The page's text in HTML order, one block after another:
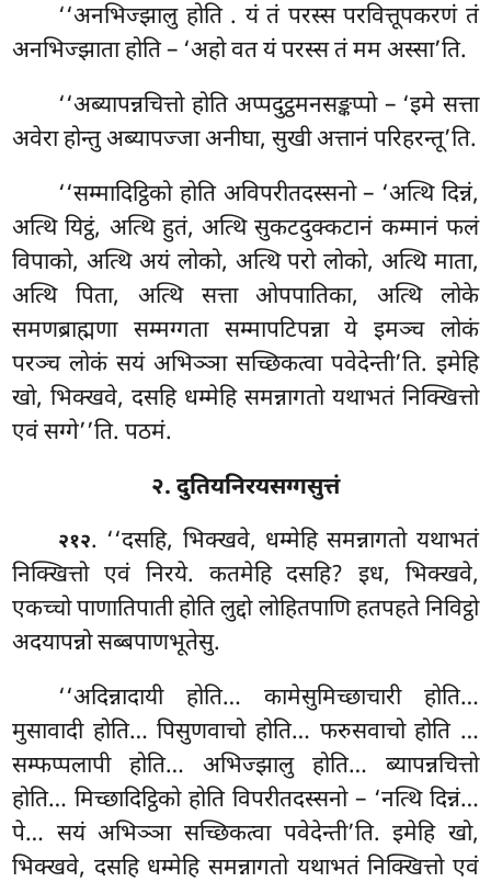
‘‘अनभिज्झालु होति . यं तं परस्स परवित्तूपकरणं तं
अनभिज्झाता होति – ‘अहो वत यं परस्स तं मम अस्सा’ति.
‘‘अब्यापन्नचित्तो होति अप्पदुट्ठमनसङ्कप्पो – ‘इमे सत्ता
अवेरा होन्तु अब्यापज्जा अनीघा, सुखी अत्तानं परिहरन्तू’ति.
‘‘सम्मादिट्ठिको होति अविपरीतदस्सनो – ‘अत्थि दिन्नं,
अत्थि यिट्ठं, अत्थि हुतं, अत्थि सुकटदुक्कटानं कम्मानं फलं
विपाको, अत्थि अयं लोको, अत्थि परो लोको, अत्थि माता,
अत्थि पिता, अत्थि सत्ता ओपपातिका, अत्थि लोके
समणब्राह्मणा सम्मग्गता सम्मापटिपन्नाये इमञ्च लोकं
परञ्च लोकं सयं अभिञ्ञा सच्छिकत्वा पवेदेन्ती’ति. इमेहि
खो, भिक्खवे, दसहि धम्मेहि समन्नागतो यथाभतं निक्खित्तो
एवं सग्गे’’ति. पठमं.
२. दुतियनिरयसग्गसुत्तं
२१२. ‘‘दसहि, भिक्खवे, धम्मेहि समन्नागतो यथाभतं
निक्खित्तो एवं निरये. कतमेहि दसहि? इध, भिक्खवे,
एकच्चो पाणातिपाती होति लुद्दो लोहितपाणि हतपहते निविट्ठो
अदयापन्नो सब्बपाणभूतेसु.
‘‘अदिन्नादायी होति… कामेसुमिच्छाचारी होति…
मुसावादी होति… पिसुणवाचो होति… फरुसवाचो होति …
सम्फप्पलापी होति… अभिज्झालु होति… ब्यापन्नचित्तो
होति… मिच्छादिट्ठिको होति विपरीतदस्सनो – ‘नत्थि दिन्नं…
पे… सयं अभिञ्ञा सच्छिकत्वा पवेदेन्ती’ति. इमेहि खो,
भिक्खवे, दसहि धम्मेहि समन्नागतो यथाभतं निक्खित्तो एवं